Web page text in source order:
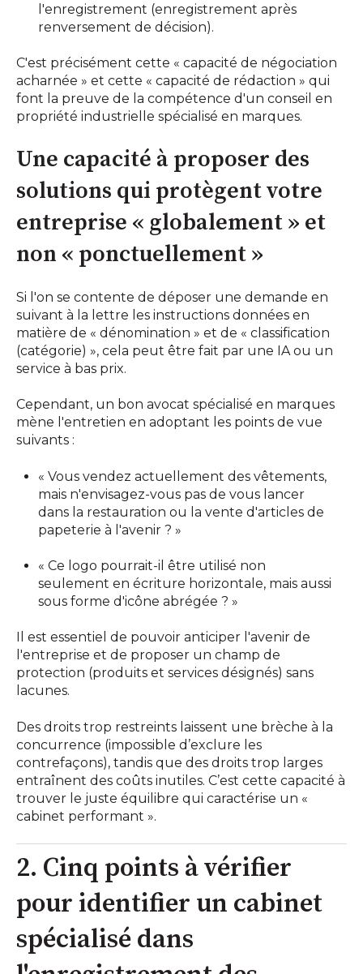
l'enregistrement (enregistrement après
renversement de décision).
C'est précisément cette « capacité de négociation
acharnée » et cette « capacité de rédaction » qui
font la preuve de la compétence d'un conseil en
propriété industrielle spécialisé en marques.
Une capacité à proposer des
solutions qui protègent votre
entreprise « globalement » et
non « ponctuellement »
Si l'on se contente de déposer une demande en
suivant à la lettre les instructions données en
matière de « dénomination » et de « classification
(catégorie) », cela peut être fait par une IA ou un
service à bas prix.
Cependant, un bon avocat spécialisé en marques
mène l'entretien en adoptant les points de vue
suivants :
« Vous vendez actuellement des vêtements,
mais n'envisagez-vous pas de vous lancer
dans la restauration ou la vente d'articles de
papeterie à l'avenir ? »
« Ce logo pourrait-il être utilisé non
seulement en écriture horizontale, mais aussi
sous forme d'icône abrégée ? »
Il est essentiel de pouvoir anticiper l'avenir de
l'entreprise et de proposer un champ de
protection (produits et services désignés) sans
lacunes.
Des droits trop restreints laissent une brèche à la
concurrence (impossible d’exclure les
contrefaçons), tandis que des droits trop larges
entraînent des coûts inutiles. C’est cette capacité à
trouver le juste équilibre qui caractérise un «
cabinet performant ».
2. Cinq points à vérifier
pour identifier un cabinet
spécialisé dans